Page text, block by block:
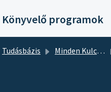
Könyvelő programok
Tudásbázis Minden Kulcs-Soft program